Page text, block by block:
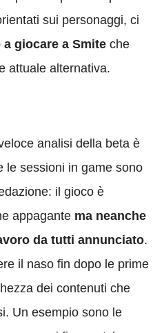
sui personaggi, ci
a giocare a Smite che
attuale alternativa.
analisi della beta è
le sessioni in game sono
il gioco è
appagante ma neanche
da tutti annunciato.
il naso fin dopo le prime
dei contenuti che
Un esempio sono le